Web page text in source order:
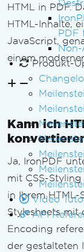
PDF
Non-
Produkt-
Video
API
HTML in PDF.
HTML-Inhalte,
JavaScript,
einem
Kann ich
Ja, IronPDF
mit CSS-
in Ihrem
Stylesheets mit
Encoding
der gestalteten